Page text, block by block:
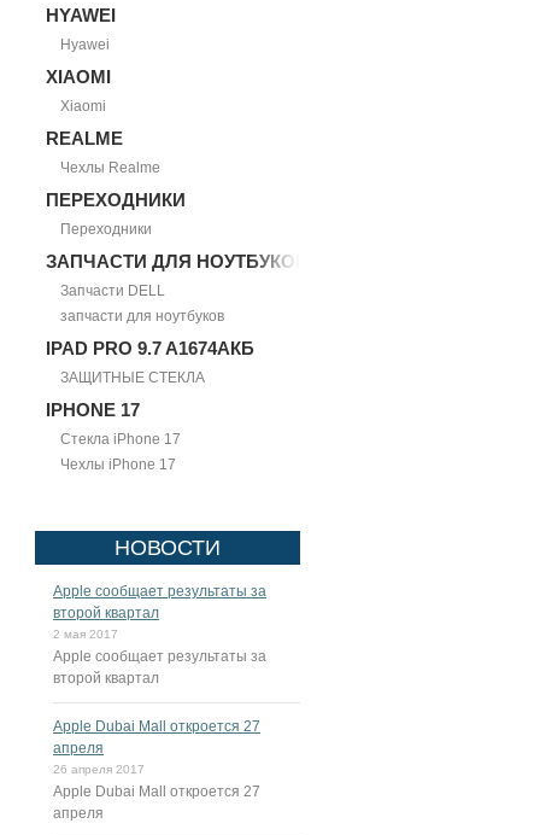
HYAWEI
Hyawei
XIAOMI
Xiaomi
REALME
Чехлы Realme
ПЕРЕХОДНИКИ
Переходники
ЗАПЧАСТИ ДЛЯ НОУТБУКОВ
Запчасти DELL
запчасти для ноутбуков
IPAD PRO 9.7 A1674АКБ
ЗАЩИТНЫЕ СТЕКЛА
IPHONE 17
Стекла iPhone 17
Чехлы iPhone 17
НОВОСТИ
Apple сообщает результаты за
второй квартал
2 мая 2017
Apple сообщает результаты за
второй квартал
Apple Dubai Mall откроется 27
апреля
26 апреля 2017
Apple Dubai Mall откроется 27
апреля